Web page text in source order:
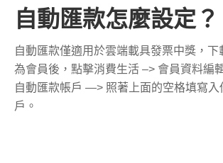
自動匯款怎麼設定？
自動匯款僅適用於雲端載具發票中獎，下
為會員後，點擊消費生活 –> 會員資料編
自動匯款帳戶 —> 照著上面的空格填寫入
戶。